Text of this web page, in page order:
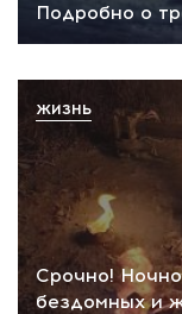
Подробно о
Срочно!
бездомных и
ЖИЗНЬ